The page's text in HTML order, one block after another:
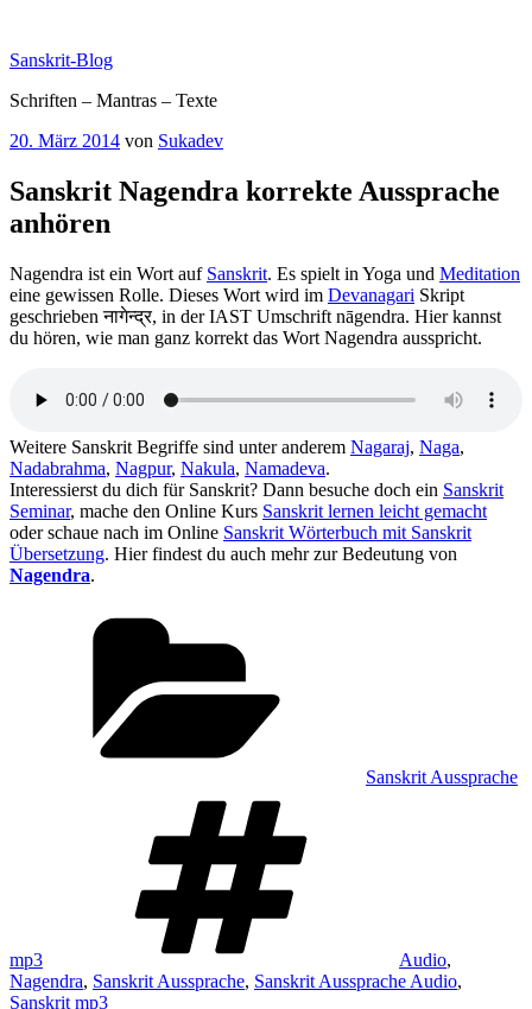
springen
Sanskrit-Blog
Schriften – Mantras – Texte
Veröffentlicht
20. März 2014 von Sukadev
Sanskrit Nagendra korrekte Aussprache
anhören
Nagendra ist ein Wort auf Sanskrit. Es spielt in Yoga und Meditation
eine gewissen Rolle. Dieses Wort wird im Devanagari Skript
geschrieben नागेन्द्र, in der IAST Umschrift nāgendra. Hier kannst
du hören, wie man ganz korrekt das Wort Nagendra ausspricht.
Weitere Sanskrit Begriffe sind unter anderem Nagaraj, Naga,
Nadabrahma, Nagpur, Nakula, Namadeva.
Interessierst du dich für Sanskrit? Dann besuche doch ein Sanskrit
Seminar, mache den Online Kurs Sanskrit lernen leicht gemacht
oder schaue nach im Online Sanskrit Wörterbuch mit Sanskrit
Übersetzung. Hier findest du auch mehr zur Bedeutung von
Nagendra.
Sanskrit Aussprache
mp3 Audio,
Nagendra, Sanskrit Aussprache, Sanskrit Aussprache Audio,
Sanskrit mp3